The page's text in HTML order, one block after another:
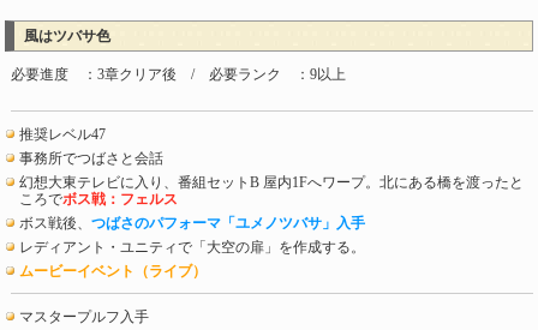
風はツバサ色
必要進度 ：3章クリア後 / 必要ランク ：9以上
推奨レベル47
事務所でつばさと会話
幻想大東テレビに入り、番組セットB 屋内1Fへワープ。北にある橋を渡ったと
ころでボス戦：フェルス
ボス戦後、 つばさのパフォーマ「ユメノツバサ」入手
レディアント・ユニティで「大空の扉」を作成する。
ムービーイベント（ライブ）
マスタープルフ入手